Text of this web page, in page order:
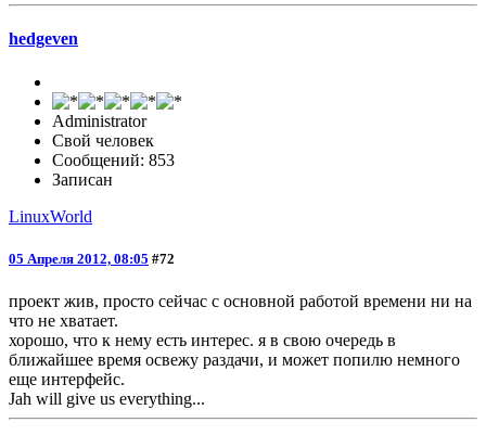
hedgeven
Administrator
Свой человек
Сообщений: 853
Записан
LinuxWorld
05 Апреля 2012, 08:05 #72
проект жив, просто сейчас с основной работой времени ни на
что не хватает.
хорошо, что к нему есть интерес. я в свою очередь в
ближайшее время освежу раздачи, и может попилю немного
еще интерфейс.
Jah will give us everything...